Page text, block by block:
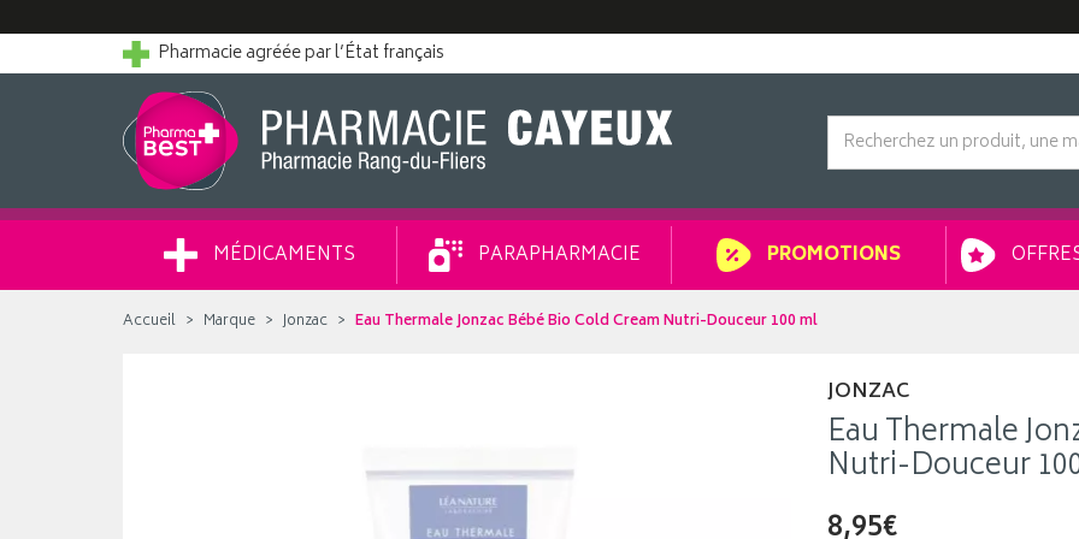
Pharmacie agréée par l’État français
MÉDICAMENTS PARAPHARMACIE PROMOTIONS
Accueil Marque Jonzac Eau Thermale Jonzac Bébé Bio Cold Cream Nutri-Douceur 100 ml
JONZAC
Eau Thermale
Nutri-Douceur